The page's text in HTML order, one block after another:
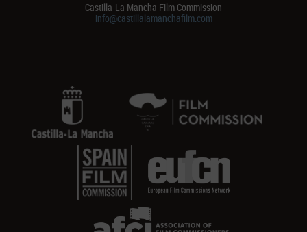
Castilla-La Mancha Film Commission
info@castillalamanchafilm.com